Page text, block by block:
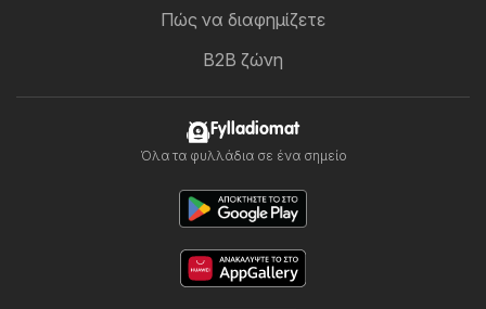
Πώς να διαφημίζετε
B2B ζώνη
Fylladiomat
Όλα τα φυλλάδια σε ένα σημείο